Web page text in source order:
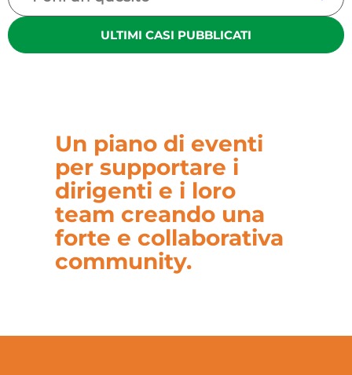
ULTIMI CASI PUBBLICATI
Un piano di eventi
per supportare i
dirigenti e i loro
team creando una
forte e collaborativa
community.